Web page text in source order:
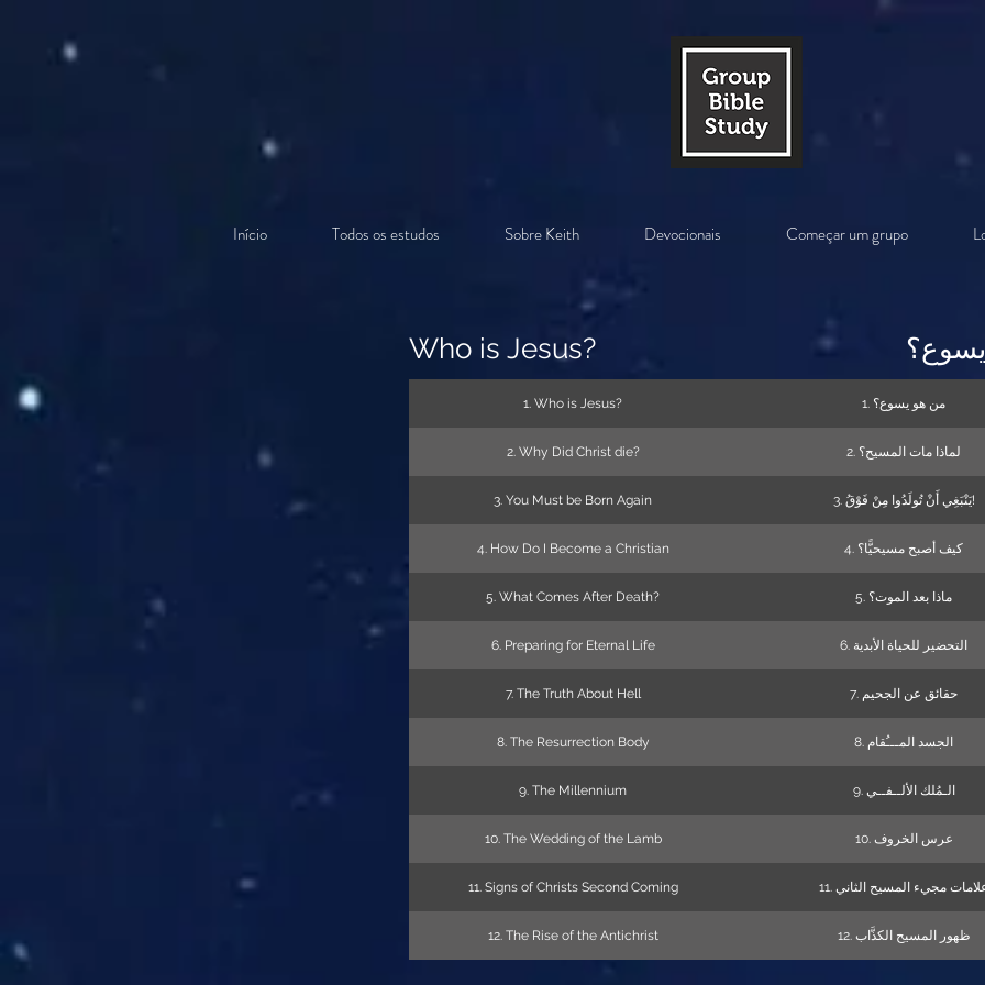
Início Todos os estudos Sobre Keith Devocionais Começar um grupo
Who is Jesus?
1. Who is Jesus? 1. من هو يسوع؟
2. Why Did Christ die? 2. لماذا مات المسيح؟
3. You Must be Born Again 3. يَنْبَغِي أَنْ تُولَدُوا مِنْ فَوْقُ!
4. How Do I Become a Christian 4. كيف أصبح مسيحيًّا؟
5. What Comes After Death? 5. ماذا بعد الموت؟
6. Preparing for Eternal Life 6. التحضير للحياة الأبدية
7. The Truth About Hell 7. حقائق عن الجحيم
8. The Resurrection Body 8. الجسد المـــُقام
9. The Millennium 9. الـمُلك الألــفــي
10. The Wedding of the Lamb 10. عرس الخروف
11. Signs of Christs Second Coming علامات مجيء المسيح الثاني
12. The Rise of the Antichrist 12. ظهور المسيح الكذَّاب